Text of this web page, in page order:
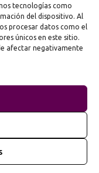
tecnologías como
del dispositivo. Al
procesar datos como el
únicos en este sitio.
afectar negativamente
los derechos